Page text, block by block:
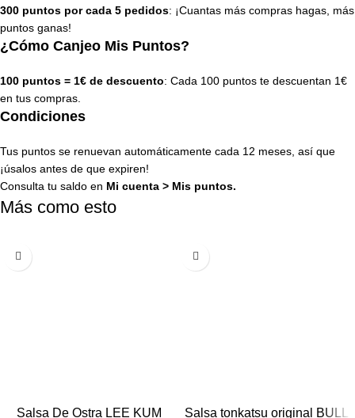
300 puntos por cada 5 pedidos: ¡Cuantas más compras hagas, más
puntos ganas!
¿Cómo Canjeo Mis Puntos?
100 puntos = 1€ de descuento: Cada 100 puntos te descuentan 1€
en tus compras.
Condiciones
Tus puntos se renuevan automáticamente cada 12 meses, así que
¡úsalos antes de que expiren!
Consulta tu saldo en Mi cuenta > Mis puntos.
Más como esto
Salsa De Ostra LEE KUM
Salsa tonkatsu original BULL